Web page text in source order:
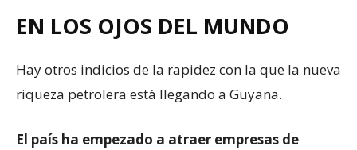
EN LOS OJOS DEL MUNDO
Hay otros indicios de la rapidez con la que la nueva
riqueza petrolera está llegando a Guyana.
El país ha empezado a atraer empresas de